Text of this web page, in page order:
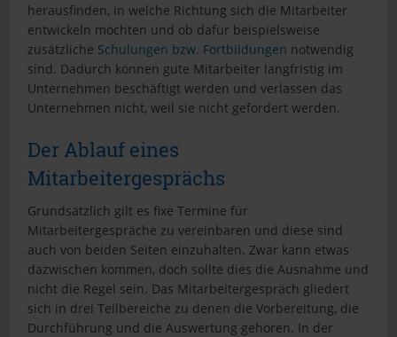
herausfinden, in welche Richtung sich die Mitarbeiter
entwickeln möchten und ob dafür beispielsweise
zusätzliche Schulungen bzw. Fortbildungen notwendig
sind. Dadurch können gute Mitarbeiter langfristig im
Unternehmen beschäftigt werden und verlassen das
Unternehmen nicht, weil sie nicht gefordert werden.
Der Ablauf eines
Mitarbeitergesprächs
Grundsätzlich gilt es fixe Termine für
Mitarbeitergespräche zu vereinbaren und diese sind
auch von beiden Seiten einzuhalten. Zwar kann etwas
dazwischen kommen, doch sollte dies die Ausnahme und
nicht die Regel sein. Das Mitarbeitergespräch gliedert
sich in drei Teilbereiche zu denen die Vorbereitung, die
Durchführung und die Auswertung gehören. In der